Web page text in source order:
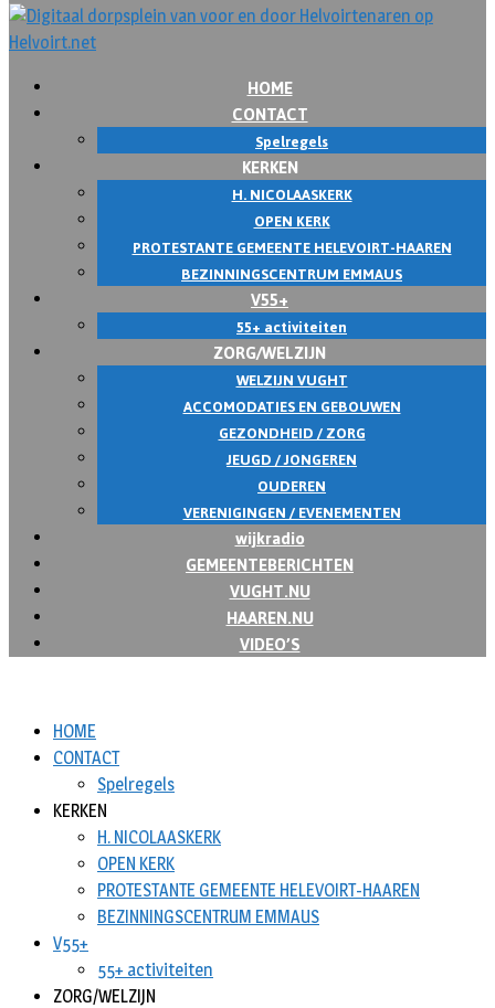
HOME
CONTACT
Spelregels
KERKEN
H. NICOLAASKERK
OPEN KERK
PROTESTANTE GEMEENTE HELEVOIRT-HAAREN
BEZINNINGSCENTRUM EMMAUS
V55+
55+ activiteiten
ZORG/WELZIJN
WELZIJN VUGHT
ACCOMODATIES EN GEBOUWEN
GEZONDHEID / ZORG
JEUGD / JONGEREN
OUDEREN
VERENIGINGEN / EVENEMENTEN
wijkradio
GEMEENTEBERICHTEN
VUGHT.NU
HAAREN.NU
VIDEO’S
HOME
CONTACT
Spelregels
KERKEN
H. NICOLAASKERK
OPEN KERK
PROTESTANTE GEMEENTE HELEVOIRT-HAAREN
BEZINNINGSCENTRUM EMMAUS
V55+
55+ activiteiten
ZORG/WELZIJN